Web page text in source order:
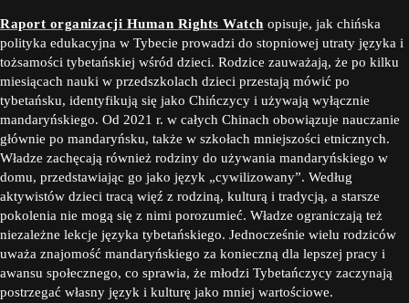
Raport organizacji Human Rights Watch opisuje, jak chińska
polityka edukacyjna w Tybecie prowadzi do stopniowej utraty języka i
tożsamości tybetańskiej wśród dzieci. Rodzice zauważają, że po kilku
miesiącach nauki w przedszkolach dzieci przestają mówić po
tybetańsku, identyfikują się jako Chińczycy i używają wyłącznie
mandaryńskiego. Od 2021 r. w całych Chinach obowiązuje nauczanie
głównie po mandaryńsku, także w szkołach mniejszości etnicznych.
Władze zachęcają również rodziny do używania mandaryńskiego w
domu, przedstawiając go jako język „cywilizowany”. Według
aktywistów dzieci tracą więź z rodziną, kulturą i tradycją, a starsze
pokolenia nie mogą się z nimi porozumieć. Władze ograniczają też
niezależne lekcje języka tybetańskiego. Jednocześnie wielu rodziców
uważa znajomość mandaryńskiego za konieczną dla lepszej pracy i
awansu społecznego, co sprawia, że młodzi Tybetańczycy zaczynają
postrzegać własny język i kulturę jako mniej wartościowe.